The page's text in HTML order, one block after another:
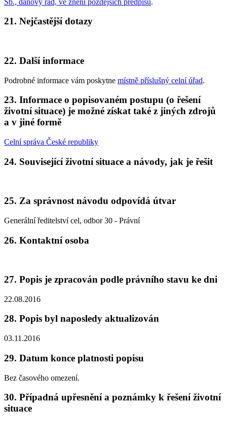
21. Nejčastější dotazy
22. Další informace
Podrobné informace vám poskytne místně příslušný celní úřad.
23. Informace o popisovaném postupu (o řešení
životní situace) je možné získat také z jiných zdrojů
a v jiné formě
Celní správa České republiky
24. Související životní situace a návody, jak je řešit
25. Za správnost návodu odpovídá útvar
Generální ředitelství cel, odbor 30 - Právní
26. Kontaktní osoba
27. Popis je zpracován podle právního stavu ke dni
22.08.2016
28. Popis byl naposledy aktualizován
03.11.2016
29. Datum konce platnosti popisu
Bez časového omezení.
30. Případná upřesnění a poznámky k řešení životní
situace